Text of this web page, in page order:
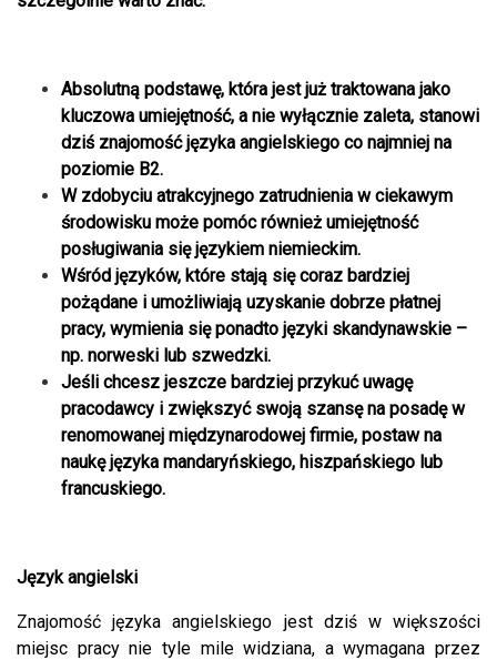
Absolutną podstawę, która jest już traktowana jako
kluczowa umiejętność, a nie wyłącznie zaleta, stanowi
dziś znajomość języka angielskiego co najmniej na
poziomie B2.
W zdobyciu atrakcyjnego zatrudnienia w ciekawym
środowisku może pomóc również umiejętność
posługiwania się językiem niemieckim.
Wśród języków, które stają się coraz bardziej
pożądane i umożliwiają uzyskanie dobrze płatnej
pracy, wymienia się ponadto języki skandynawskie –
np. norweski lub szwedzki.
Jeśli chcesz jeszcze bardziej przykuć uwagę
pracodawcy i zwiększyć swoją szansę na posadę w
renomowanej międzynarodowej firmie, postaw na
naukę języka mandaryńskiego, hiszpańskiego lub
francuskiego.
Język angielski
Znajomość języka angielskiego jest dziś w większości
miejsc pracy nie tyle mile widziana, a wymagana przez